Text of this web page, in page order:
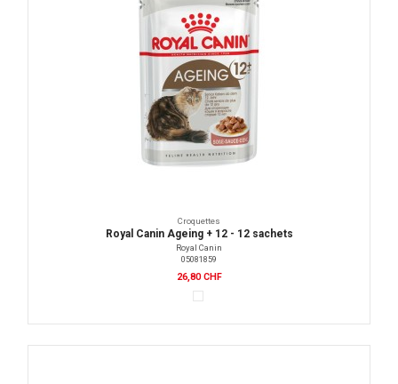
Croquettes
Royal Canin Ageing + 12 - 12 sachets
Royal Canin
05081859
26,80 CHF